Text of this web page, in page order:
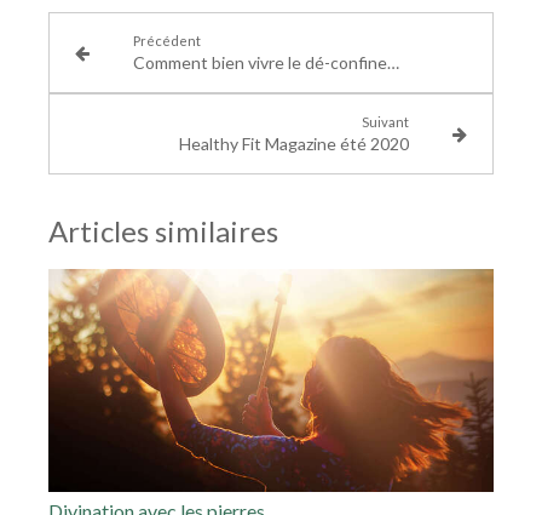
Précédent
Comment bien vivre le dé-confinement ? Hors Série 7 MY HAPPY JOB
Suivant
Healthy Fit Magazine été 2020
Articles similaires